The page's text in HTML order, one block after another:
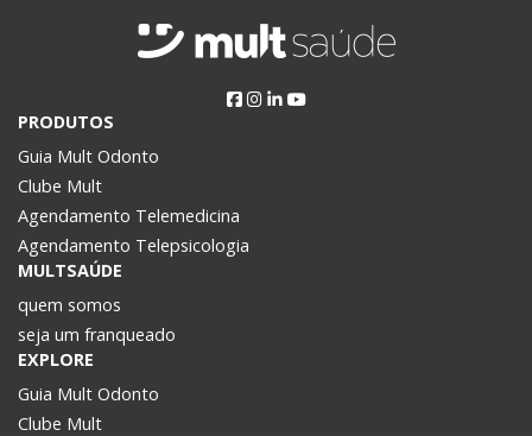
PRODUTOS
Guia Mult Odonto
Clube Mult
Agendamento Telemedicina
Agendamento Telepsicologia
MULTSAÚDE
quem somos
seja um franqueado
EXPLORE
Guia Mult Odonto
Clube Mult